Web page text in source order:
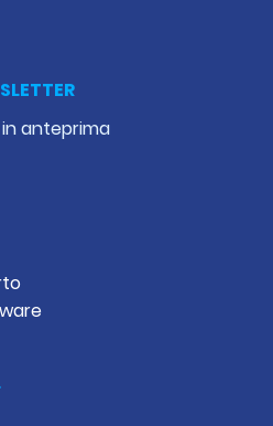
anteprima